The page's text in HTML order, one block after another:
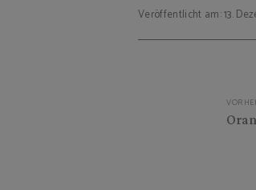
Veröffentlicht am: 13.